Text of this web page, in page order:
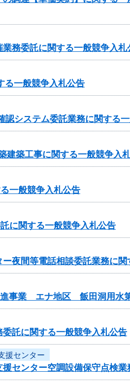
務委託に関する一般競争入札
る一般競争入札公告
システム委託業務に関する
建築工事に関する一般競争入
一般競争入札公告
に関する一般競争入札公告
夜間等電話相談委託業務に
進事業 エナ地区 飯田洞用水
託に関する一般競争入札公告
援センター
センター空調設備保守点検業